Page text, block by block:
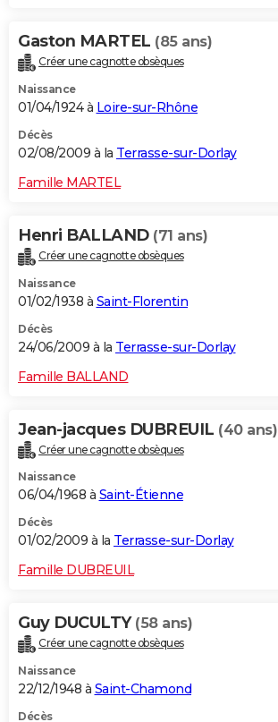
Gaston MARTEL (85 ans)
Créer une cagnotte obsèques
Naissance
01/04/1924 à Loire-sur-Rhône
Décès
02/08/2009 à la Terrasse-sur-Dorlay
Famille MARTEL
Henri BALLAND (71 ans)
Créer une cagnotte obsèques
Naissance
01/02/1938 à Saint-Florentin
Décès
24/06/2009 à la Terrasse-sur-Dorlay
Famille BALLAND
Jean-jacques DUBREUIL (40 ans)
Créer une cagnotte obsèques
Naissance
06/04/1968 à Saint-Étienne
Décès
01/02/2009 à la Terrasse-sur-Dorlay
Famille DUBREUIL
Guy DUCULTY (58 ans)
Créer une cagnotte obsèques
Naissance
22/12/1948 à Saint-Chamond
Décès